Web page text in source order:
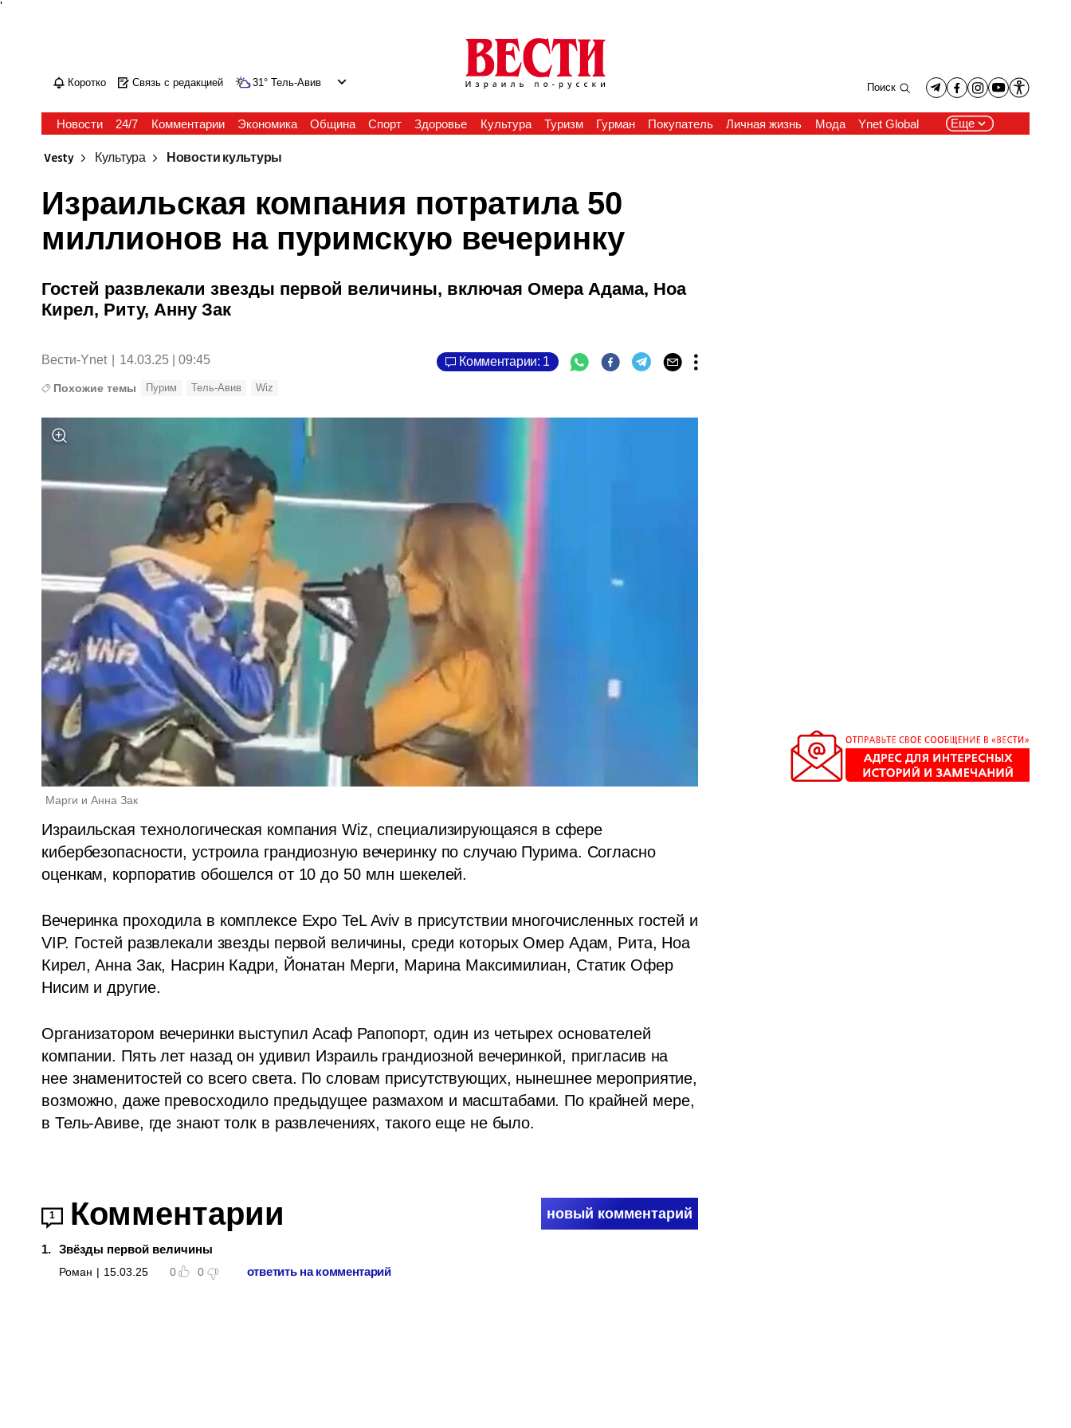
'
Коротко Связь с редакцией 31° Тель-Авив Поиск
Новости 24/7 Комментарии Экономика Община Спорт Здоровье Культура Туризм Гурман Покупатель Личная жизнь Мода Ynet Global Еще
Vesty Культура Новости культуры
Израильская компания потратила 50
миллионов на пуримскую вечеринку
Гостей развлекали звезды первой величины, включая Омера Адама, Ноа
Кирел, Риту, Анну Зак
Вести-Ynet 14.03.25 | 09:45 Комментарии: 1
Похожие темы Пурим Тель-Авив Wiz
Марги и Анна Зак
Израильская технологическая компания Wiz, специализирующаяся в сфере
кибербезопасности, устроила грандиозную вечеринку по случаю Пурима. Согласно
оценкам, корпоратив обошелся от 10 до 50 млн шекелей.
Вечеринка проходила в комплексе Expo TeL Aviv в присутствии многочисленных гостей и
VIP. Гостей развлекали звезды первой величины, среди которых Омер Адам, Рита, Ноа
Кирел, Анна Зак, Насрин Кадри, Йонатан Мерги, Марина Максимилиан, Статик Офер
Нисим и другие.
Организатором вечеринки выступил Асаф Рапопорт, один из четырех основателей
компании. Пять лет назад он удивил Израиль грандиозной вечеринкой, пригласив на
нее знаменитостей со всего света. По словам присутствующих, нынешнее мероприятие,
возможно, даже превосходило предыдущее размахом и масштабами. По крайней мере,
в Тель-Авиве, где знают толк в развлечениях, такого еще не было.
1 Комментарии новый комментарий
1. Звёзды первой величины
Роман | 15.03.25 0 0 ответить на комментарий